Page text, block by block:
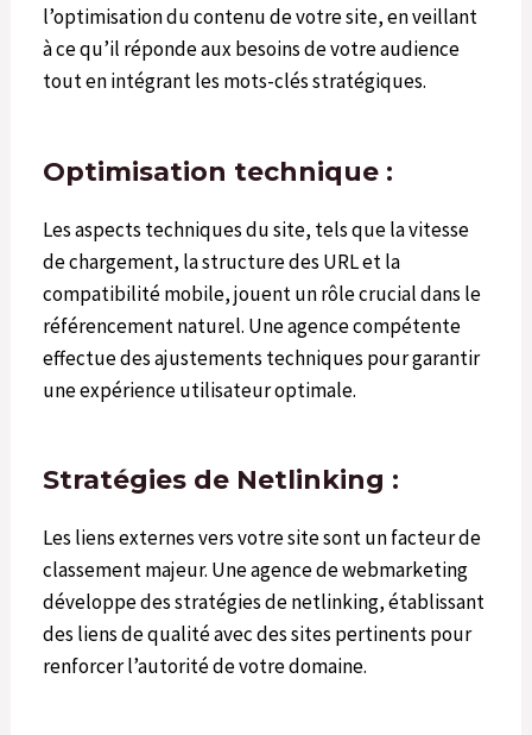
l’optimisation du contenu de votre site, en veillant
à ce qu’il réponde aux besoins de votre audience
tout en intégrant les mots-clés stratégiques.
Optimisation technique :
Les aspects techniques du site, tels que la vitesse
de chargement, la structure des URL et la
compatibilité mobile, jouent un rôle crucial dans le
référencement naturel. Une agence compétente
effectue des ajustements techniques pour garantir
une expérience utilisateur optimale.
Stratégies de Netlinking :
Les liens externes vers votre site sont un facteur de
classement majeur. Une agence de webmarketing
développe des stratégies de netlinking, établissant
des liens de qualité avec des sites pertinents pour
renforcer l’autorité de votre domaine.